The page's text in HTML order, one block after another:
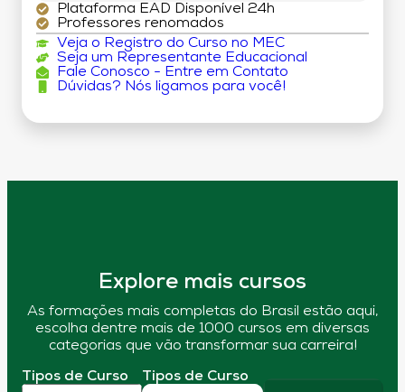
Plataforma EAD Disponível 24h
Professores renomados
Veja o Registro do Curso no MEC
Seja um Representante Educacional
Fale Conosco - Entre em Contato
Dúvidas? Nós ligamos para você!
Explore mais cursos
As formações mais completas do Brasil estão aqui,
escolha dentre mais de 1000 cursos em diversas
categorias que vão transformar sua carreira!
Tipos de Curso Tipos de Curso